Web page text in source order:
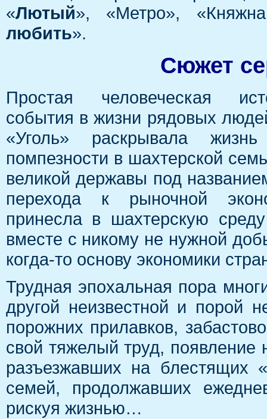
«Лютый», «Метро»,
любить».
Сюжет
Простая человеческая
события в жизни рядовых
«Уголь» раскрывала
помпезности в шахтерской
великой державы под
перехода к рыночной
принесла в шахтерскую
вместе с никому не нужной
когда-то основу экономики
Трудная эпохальная пора
другой неизвестной и порой
порожних прилавков,
свой тяжелый труд,
разъезжавших на блестящих
семей, продолжавших
рискуя жизнью…